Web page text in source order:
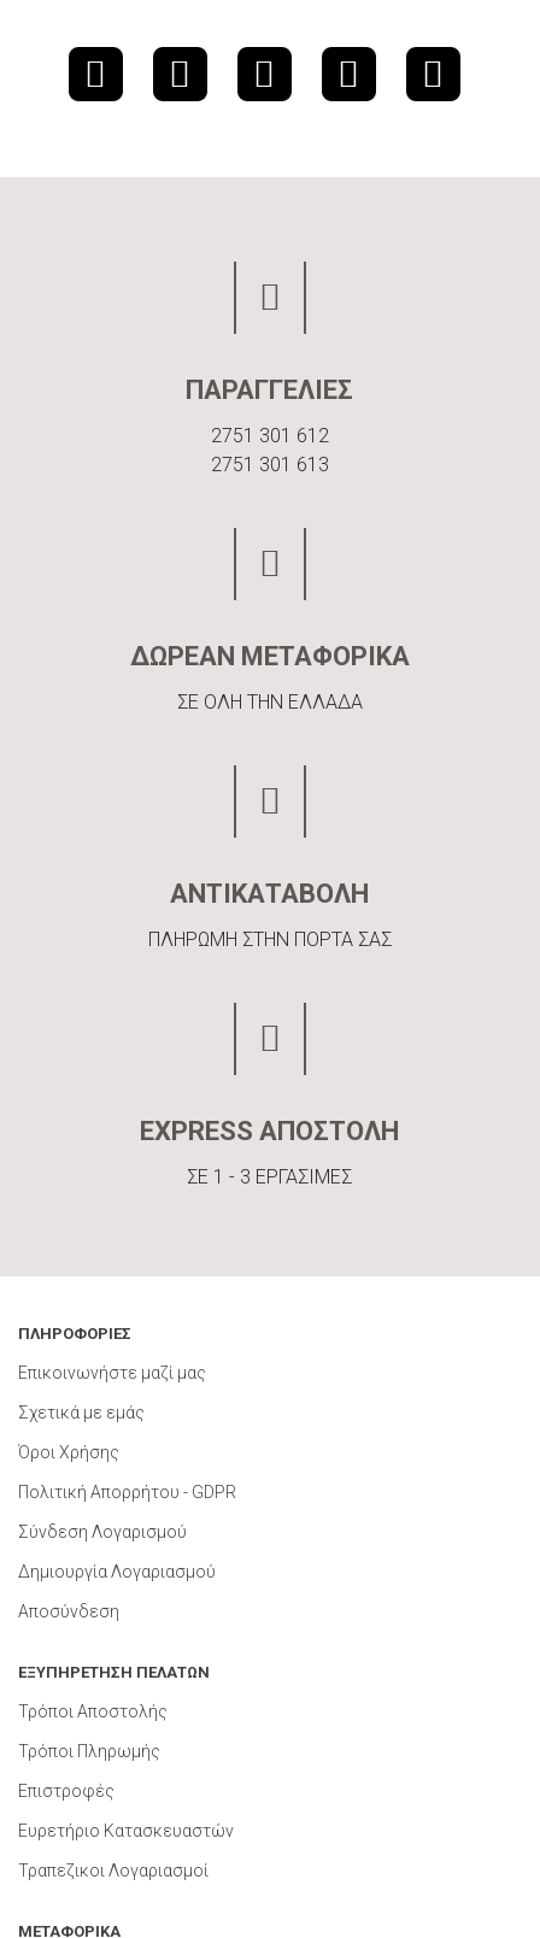
ΠΑΡΑΓΓΕΛΙΕΣ
2751 301 612
2751 301 613
ΔΩΡΕΑΝ ΜΕΤΑΦΟΡΙΚΑ
ΣΕ ΟΛΗ ΤΗΝ ΕΛΛΑΔΑ
ΑΝΤΙΚΑΤΑΒΟΛΗ
ΠΛΗΡΩΜΗ ΣΤΗΝ ΠΟΡΤΑ ΣΑΣ
EXPRESS ΑΠΟΣΤΟΛΗ
ΣΕ 1 - 3 ΕΡΓΑΣΙΜΕΣ
ΠΛΗΡΟΦΟΡΙΕΣ
Επικοινωνήστε μαζί μας
Σχετικά με εμάς
Όροι Χρήσης
Πολιτική Απορρήτου - GDPR
Σύνδεση Λογαρισμού
Δημιουργία Λογαριασμού
Αποσύνδεση
ΕΞΥΠΗΡΕΤΗΣΗ ΠΕΛΑΤΩΝ
Τρόποι Αποστολής
Τρόποι Πληρωμής
Επιστροφές
Ευρετήριο Κατασκευαστών
Τραπεζικοι Λογαριασμοί
ΜΕΤΑΦΟΡΙΚΑ